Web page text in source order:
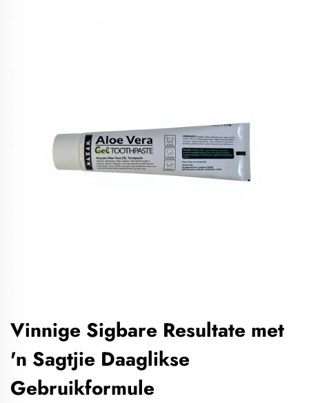
Vinnige Sigbare Resultate met
'n Sagtjie Daaglikse
Gebruikformule